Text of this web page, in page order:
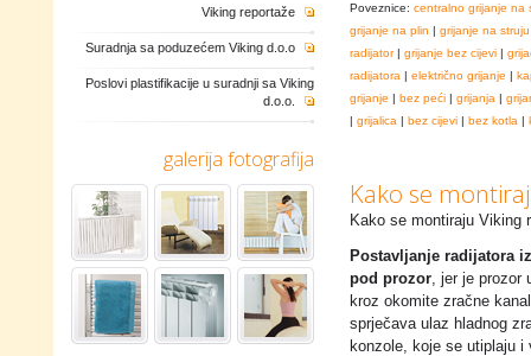
Viking reportaže
Suradnja sa poduzećem Viking d.o.o
Poslovi plastifikacije u suradnji sa Viking
d.o.o.
galerija fotografija
Poveznice: centralno grijanje na
grijanje na plin | grijanje na struju
radijator| grijanje bez cijevi |
radijatora | električno grijanje |
grijanje | bez peći | grijanja |
| grijalica | bez cijevi | bez kotla |
Kako se
Kako se montiraju Viking
Postavljanje radijatora
pod prozor, jer je prozor
kroz okomite zračne
sprječava ulaz hladnog
konzole, koje se utiplaju